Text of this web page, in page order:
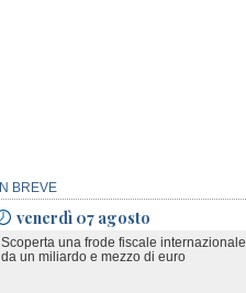
IN BREVE
venerdì 07 agosto
Scoperta una frode fiscale internazionale
da un miliardo e mezzo di euro